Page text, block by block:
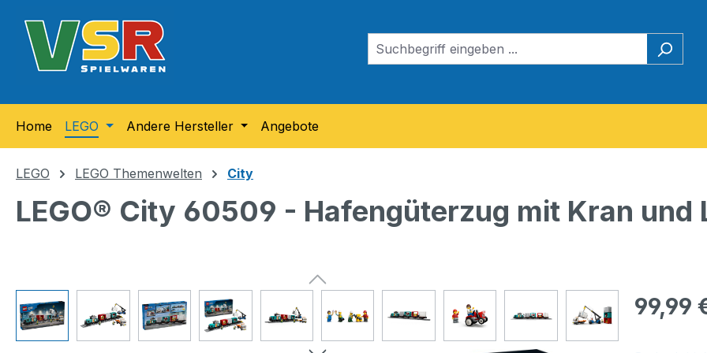
Hauptinhalt springen
Zur Suche springen
Zur Hauptnavigation springen
Home LEGO Andere Hersteller Angebote
LEGO LEGO Themenwelten City
LEGO® City 60509 - Hafengüterzug mit Kran und
Bildergalerie überspringen Regulärer
99,99